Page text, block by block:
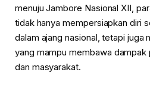
menuju Jambore Nasional XII,
tidak hanya mempersiapkan diri
dalam ajang nasional, tetapi juga
yang mampu membawa dampak
dan masyarakat.